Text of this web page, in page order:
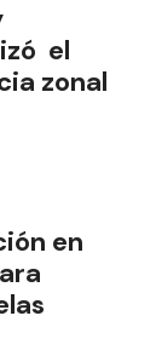
el
zonal
en